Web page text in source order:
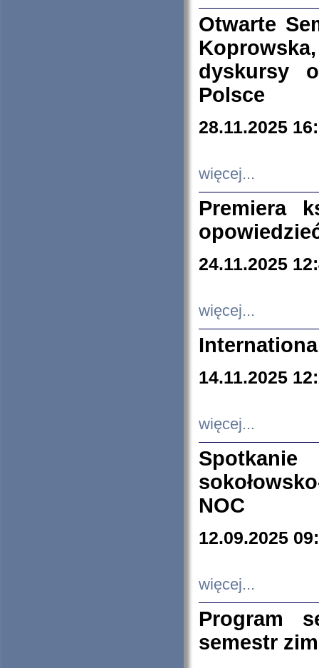
Otwarte
dyskursy
Polsce
28.11.2025
więcej...
Premiera
24.11.2025
więcej...
14.11.2025
więcej...
NOC
12.09.2025
więcej...
Program
semestr